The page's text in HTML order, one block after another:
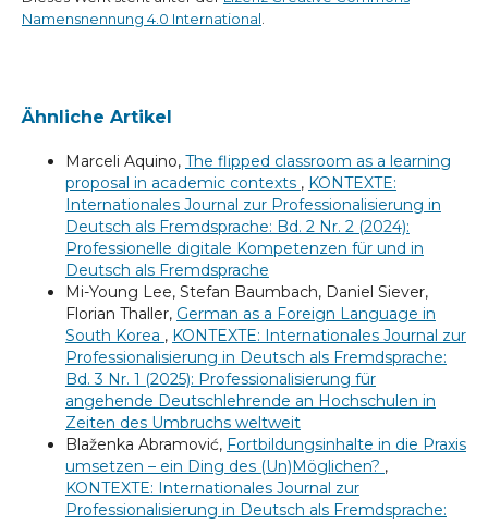
Namensnennung 4.0 International.
Ähnliche Artikel
Marceli Aquino, The flipped classroom as a learning
proposal in academic contexts , KONTEXTE:
Internationales Journal zur Professionalisierung in
Deutsch als Fremdsprache: Bd. 2 Nr. 2 (2024):
Professionelle digitale Kompetenzen für und in
Deutsch als Fremdsprache
Mi-Young Lee, Stefan Baumbach, Daniel Siever,
Florian Thaller, German as a Foreign Language in
South Korea , KONTEXTE: Internationales Journal zur
Professionalisierung in Deutsch als Fremdsprache:
Bd. 3 Nr. 1 (2025): Professionalisierung für
angehende Deutschlehrende an Hochschulen in
Zeiten des Umbruchs weltweit
Blaženka Abramović, Fortbildungsinhalte in die Praxis
umsetzen – ein Ding des (Un)Möglichen? ,
KONTEXTE: Internationales Journal zur
Professionalisierung in Deutsch als Fremdsprache: